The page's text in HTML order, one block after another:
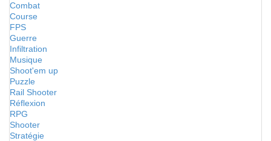
Combat
Course
FPS
Guerre
Infiltration
Musique
Shoot'em up
Puzzle
Rail Shooter
Réflexion
RPG
Shooter
Stratégie